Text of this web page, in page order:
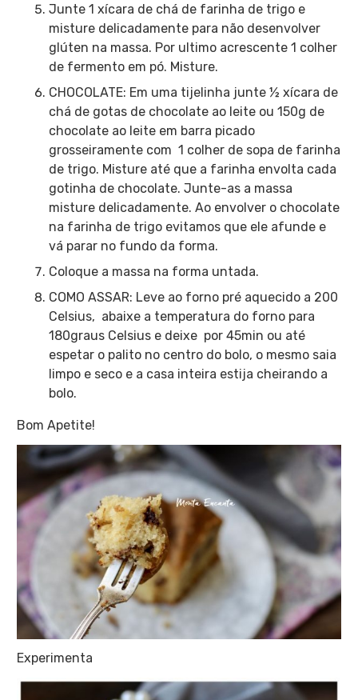
Junte 1 xícara de chá de farinha de trigo e
misture delicadamente para não desenvolver
glúten na massa. Por ultimo acrescente 1 colher
de fermento em pó. Misture.
CHOCOLATE: Em uma tijelinha junte ½ xícara de
chá de gotas de chocolate ao leite ou 150g de
chocolate ao leite em barra picado
grosseiramente com 1 colher de sopa de farinha
de trigo. Misture até que a farinha envolta cada
gotinha de chocolate. Junte-as a massa
misture delicadamente. Ao envolver o chocolate
na farinha de trigo evitamos que ele afunde e
vá parar no fundo da forma.
Coloque a massa na forma untada.
COMO ASSAR: Leve ao forno pré aquecido a 200
Celsius, abaixe a temperatura do forno para
180graus Celsius e deixe por 45min ou até
espetar o palito no centro do bolo, o mesmo saia
limpo e seco e a casa inteira estija cheirando a
bolo.
Bom Apetite!
Experimenta